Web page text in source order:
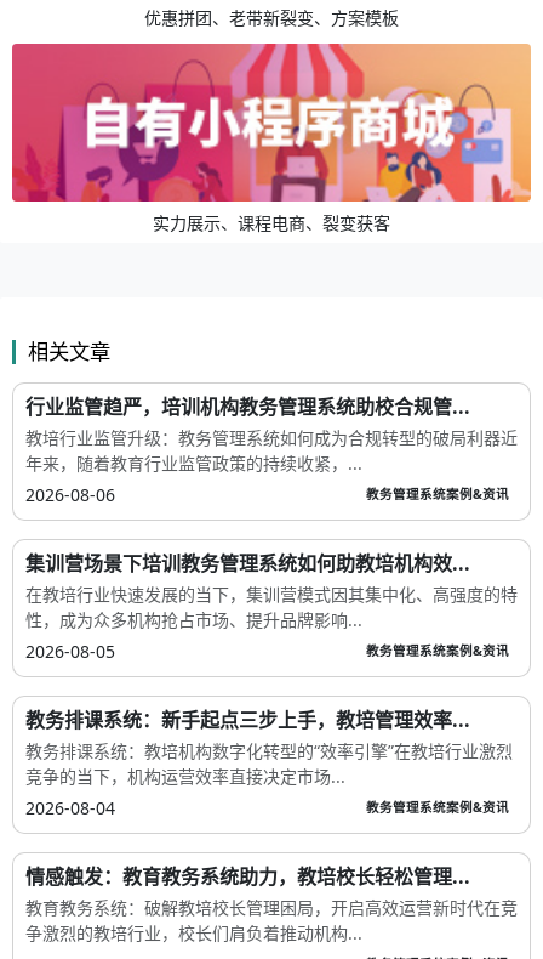
优惠拼团、老带新裂变、方案模板
实力展示、课程电商、裂变获客
相关文章
行业监管趋严，培训机构教务管理系统助校合规管...
教培行业监管升级：教务管理系统如何成为合规转型的破局利器近
年来，随着教育行业监管政策的持续收紧，...
2026-08-06
教务管理系统案例&资讯
集训营场景下培训教务管理系统如何助教培机构效...
在教培行业快速发展的当下，集训营模式因其集中化、高强度的特
性，成为众多机构抢占市场、提升品牌影响...
2026-08-05
教务管理系统案例&资讯
教务排课系统：新手起点三步上手，教培管理效率...
教务排课系统：教培机构数字化转型的“效率引擎”在教培行业激烈
竞争的当下，机构运营效率直接决定市场...
2026-08-04
教务管理系统案例&资讯
情感触发：教育教务系统助力，教培校长轻松管理...
教育教务系统：破解教培校长管理困局，开启高效运营新时代在竞
争激烈的教培行业，校长们肩负着推动机构...